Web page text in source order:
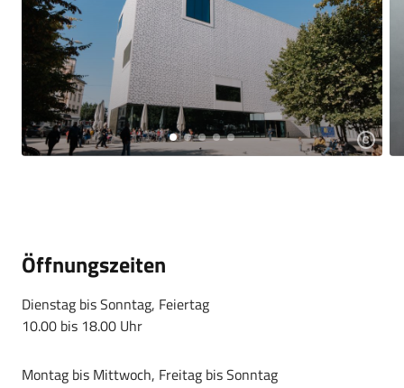
Öffnungszeiten
Dienstag bis Sonntag, Feiertag
10.00 bis 18.00 Uhr
Montag bis Mittwoch, Freitag bis Sonntag